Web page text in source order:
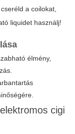
a coilokat,
liquidet használj!
élmény,
elektromos cigi